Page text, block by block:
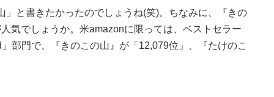
と書きたかったのでしょうね(笑)。ちなみに、『きの
気でしょうか。米amazonに限っては、ベストセラー
部門で、『きのこの山』が「12,079位」、『たけのこ